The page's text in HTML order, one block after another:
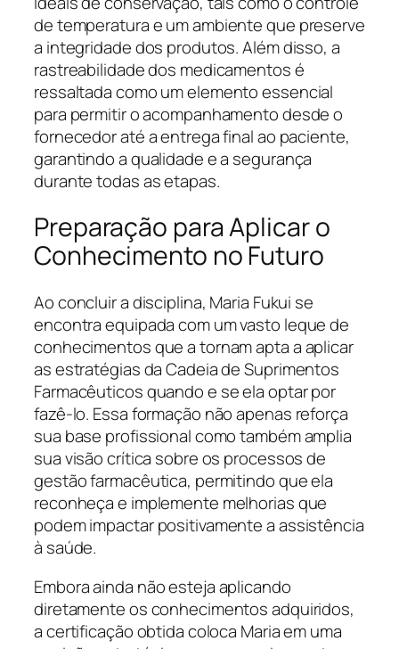
de temperatura e um ambiente que preserve
a integridade dos produtos. Além disso, a
rastreabilidade dos medicamentos é
ressaltada como um elemento essencial
para permitir o acompanhamento desde o
fornecedor até a entrega final ao paciente,
garantindo a qualidade e a segurança
durante todas as etapas.
Preparação para Aplicar o
Conhecimento no Futuro
Ao concluir a disciplina, Maria Fukui se
encontra equipada com um vasto leque de
conhecimentos que a tornam apta a aplicar
as estratégias da Cadeia de Suprimentos
Farmacêuticos quando e se ela optar por
fazê-lo. Essa formação não apenas reforça
sua base profissional como também amplia
sua visão crítica sobre os processos de
gestão farmacêutica, permitindo que ela
reconheça e implemente melhorias que
podem impactar positivamente a assistência
à saúde.
Embora ainda não esteja aplicando
diretamente os conhecimentos adquiridos,
a certificação obtida coloca Maria em uma